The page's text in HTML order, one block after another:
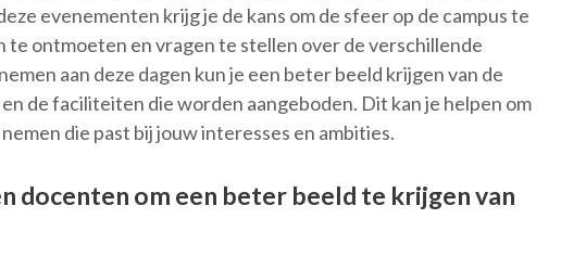
evenementen krijg je de kans om de sfeer op de campus te
ontmoeten en vragen te stellen over de verschillende
aan deze dagen kun je een beter beeld krijgen van de
de faciliteiten die worden aangeboden. Dit kan je helpen om
die past bij jouw interesses en ambities.
docenten om een beter beeld te krijgen van